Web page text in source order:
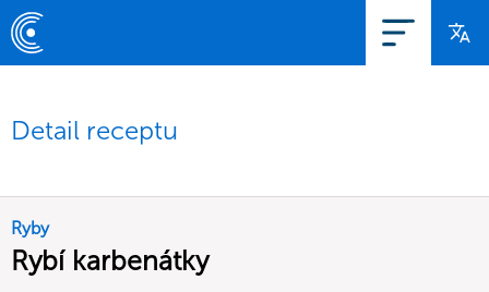
Detail receptu
Ryby
Rybí karbenátky